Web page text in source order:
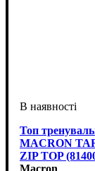
Топ
MACRON
ZIP TOP
Macron